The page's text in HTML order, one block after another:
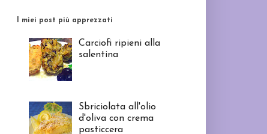
I miei post più apprezzati
Carciofi ripieni alla
salentina
Sbriciolata all'olio
d'oliva con crema
pasticcera